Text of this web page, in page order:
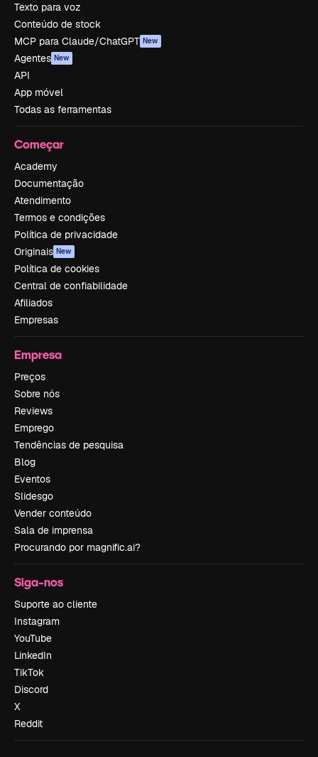
Texto para voz
Conteúdo de stock
MCP para Claude/ChatGPT New
Agentes New
API
App móvel
Todas as ferramentas
Começar
Academy
Documentação
Atendimento
Termos e condições
Política de privacidade
Originais New
Política de cookies
Central de confiabilidade
Afiliados
Empresas
Empresa
Preços
Sobre nós
Reviews
Emprego
Tendências de pesquisa
Blog
Eventos
Slidesgo
Vender conteúdo
Sala de imprensa
Procurando por magnific.ai?
Siga-nos
Suporte ao cliente
Instagram
YouTube
LinkedIn
TikTok
Discord
X
Reddit